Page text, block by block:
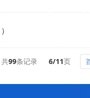
共99条记录 6/11页